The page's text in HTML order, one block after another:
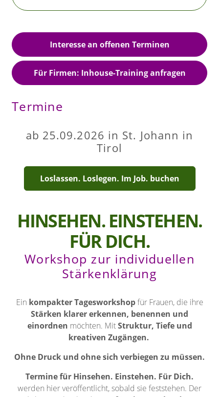
Interesse an offenen Terminen
Für Firmen: Inhouse-Training anfragen
Termine
ab 25.09.2026 in St. Johann in
Tirol
Loslassen. Loslegen. Im Job. buchen
HINSEHEN. EINSTEHEN.
FÜR DICH.
Workshop zur individuellen
Stärkenklärung
Ein kompakter Tagesworkshopfür Frauen, die ihre
Stärken klarer erkennen, benennen und
einordnen möchten. MitStruktur, Tiefe und
kreativen Zugängen.
Ohne Druck und ohne sich verbiegen zu müssen.
Termine für Hinsehen. Einstehen. Für Dich.
werden hier veröffentlicht, sobald sie feststehen. Der